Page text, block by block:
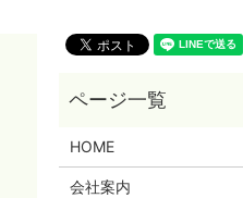
HOME
会社案内